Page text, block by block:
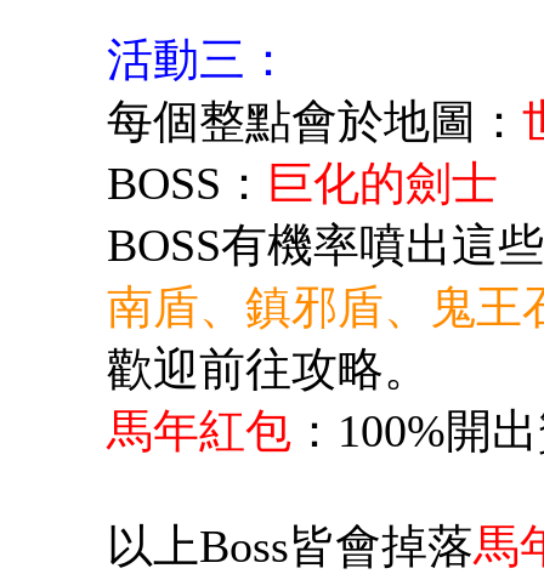
活動三：
每個整點會於地圖：
BOSS： 巨化的劍士
BOSS有機率噴出這
南盾、鎮邪盾、鬼王
歡迎前往攻略。
馬年紅包 ：100%開
以上Boss皆會掉落馬